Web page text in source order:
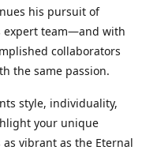
his pursuit of
expert team—and with
collaborators
the same passion.
style, individuality,
your unique
vibrant as the Eternal